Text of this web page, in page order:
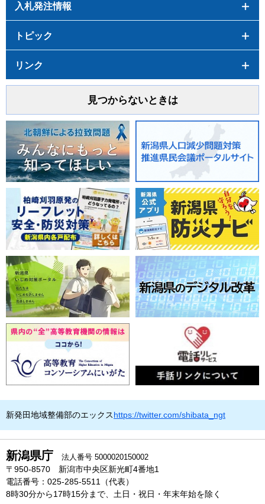
入札発注情報
トピック
リンク
見つからないときは
新発田地域整備部のエックスhttps://twitter.com/shibata_ngt
新潟県庁 法人番号 5000020150002
〒950-8570 新潟市中央区新光町4番地1
電話番号：025-285-5511（代表）
8時30分から17時15分まで、土日・祝日・年末年始を除く